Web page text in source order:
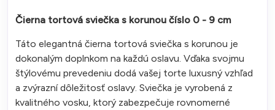
Čierna tortová sviečka s korunou číslo 0 - 9 cm
Táto elegantná čierna tortová sviečka s korunou je
dokonalým doplnkom na každú oslavu. Vďaka svojmu
štýlovému prevedeniu dodá vašej torte luxusný vzhľad
a zvýrazní dôležitosť oslavy. Sviečka je vyrobená z
kvalitného vosku, ktorý zabezpečuje rovnomerné